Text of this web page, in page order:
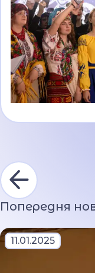
Попередня
11.01.2025